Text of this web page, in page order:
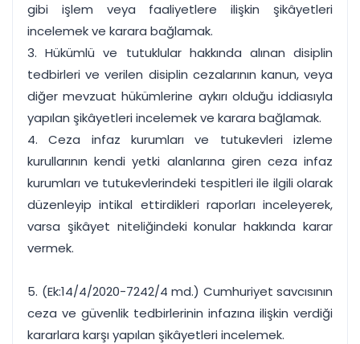
gibi işlem veya faaliyetlere ilişkin şikâyetleri
incelemek ve karara bağlamak.
3. Hükümlü ve tutuklular hakkında alınan disiplin
tedbirleri ve verilen disiplin cezalarının kanun, veya
diğer mevzuat hükümlerine aykırı olduğu iddiasıyla
yapılan şikâyetleri incelemek ve karara bağlamak.
4. Ceza infaz kurumları ve tutukevleri izleme
kurullarının kendi yetki alanlarına giren ceza infaz
kurumları ve tutukevlerindeki tespitleri ile ilgili olarak
düzenleyip intikal ettirdikleri raporları inceleyerek,
varsa şikâyet niteliğindeki konular hakkında karar
vermek.
5. (Ek:14/4/2020-7242/4 md.) Cumhuriyet savcısının
ceza ve güvenlik tedbirlerinin infazına ilişkin verdiği
kararlara karşı yapılan şikâyetleri incelemek.